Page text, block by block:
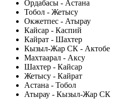
Ордабасы - Астана
Тобол - Жетысу
Окжетпес - Атырау
Кайсар - Каспий
Кайрат - Шахтер
Кызыл-Жар СК - Актобе
Махтаарал - Аксу
Шахтер - Кайсар
Жетысу - Кайрат
Астана - Тобол
Атырау - Кызыл-Жар СК